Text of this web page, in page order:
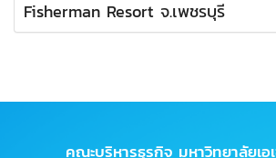
Fisherman Resort จ.เพชรบุรี
คณะบริหารธุรกิจ มหาวิทยาลัยเอ